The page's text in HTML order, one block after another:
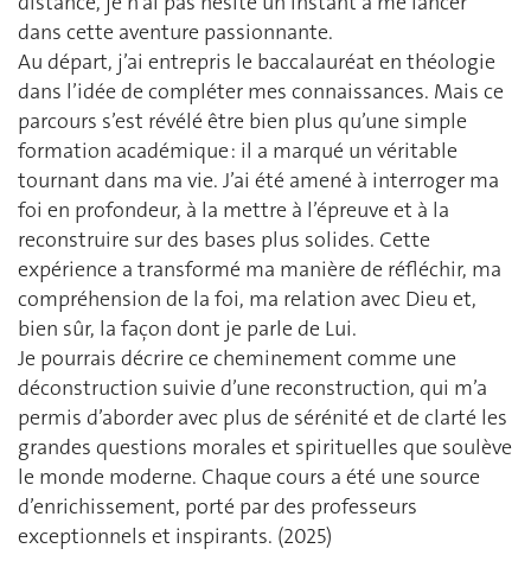
dans cette aventure passionnante.
Au départ, j’ai entrepris le baccalauréat en théologie
dans l’idée de compléter mes connaissances. Mais ce
parcours s’est révélé être bien plus qu’une simple
formation académique : il a marqué un véritable
tournant dans ma vie. J’ai été amené à interroger ma
foi en profondeur, à la mettre à l’épreuve et à la
reconstruire sur des bases plus solides. Cette
expérience a transformé ma manière de réfléchir, ma
compréhension de la foi, ma relation avec Dieu et,
bien sûr, la façon dont je parle de Lui.
Je pourrais décrire ce cheminement comme une
déconstruction suivie d’une reconstruction, qui m’a
permis d’aborder avec plus de sérénité et de clarté les
grandes questions morales et spirituelles que soulève
le monde moderne. Chaque cours a été une source
d’enrichissement, porté par des professeurs
exceptionnels et inspirants. (2025)